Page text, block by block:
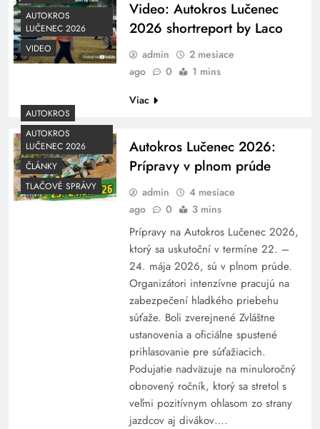
AUTOKROS
LUČENEC 2026
VIDEO
Video: Autokros Lučenec
2026 shortreport by Laco
admin
2 mesiace
ago
0
1 mins
Viac
AUTOKROS
AUTOKROS
LUČENEC 2026
ČLÁNKY
TLAČOVÉ SPRÁVY
Autokros Lučenec 2026:
Prípravy v plnom prúde
admin
4 mesiace
ago
0 3 mins
Prípravy na Autokros Lučenec 2026,
ktorý sa uskutoční v termíne 22. –
24. mája 2026, sú v plnom prúde.
Organizátori intenzívne pracujú na
zabezpečení hladkého priebehu
súťaže. Boli zverejnené Zvláštne
ustanovenia a oficiálne spustené
prihlasovanie pre súťažiacich.
Podujatie nadväzuje na minuloročný
obnovený ročník, ktorý sa stretol s
veľmi pozitívnym ohlasom zo strany
jazdcov aj divákov….